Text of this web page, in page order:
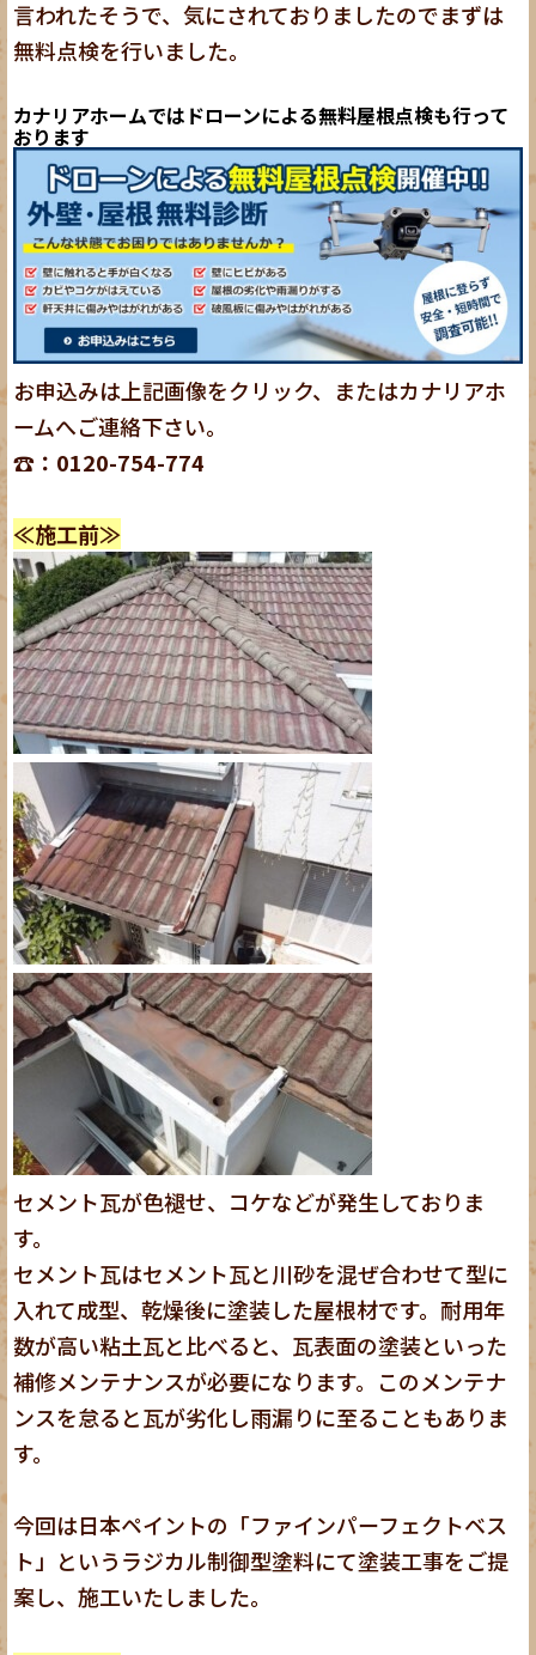
言われたそうで、気にされておりましたのでまずは
無料点検を行いました。
カナリアホームではドローンによる無料屋根点検も行って
おります
お申込みは上記画像をクリック、またはカナリアホ
ームへご連絡下さい。
☎：0120-754-774
≪施工前≫
セメント瓦が色褪せ、コケなどが発生しておりま
す。
セメント瓦はセメント瓦と川砂を混ぜ合わせて型に
入れて成型、乾燥後に塗装した屋根材です。耐用年
数が高い粘土瓦と比べると、瓦表面の塗装といった
補修メンテナンスが必要になります。このメンテナ
ンスを怠ると瓦が劣化し雨漏りに至ることもありま
す。
今回は日本ペイントの「ファインパーフェクトベス
ト」というラジカル制御型塗料にて塗装工事をご提
案し、施工いたしました。